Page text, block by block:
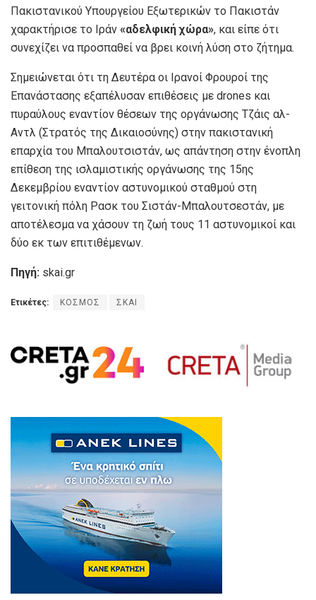
Πακιστανικού Υπουργείου Εξωτερικών το Πακιστάν
χαρακτήρισε το Ιράν «αδελφική χώρα», και είπε ότι
συνεχίζει να προσπαθεί να βρει κοινή λύση στο ζήτημα.
Σημειώνεται ότι τη Δευτέρα οι Ιρανοί Φρουροί της
Επανάστασης εξαπέλυσαν επιθέσεις με drones και
πυραύλους εναντίον θέσεων της οργάνωσης Τζάις αλ-
Αντλ (Στρατός της Δικαιοσύνης) στην πακιστανική
επαρχία του Μπαλουτσιστάν, ως απάντηση στην ένοπλη
επίθεση της ισλαμιστικής οργάνωσης της 15ης
Δεκεμβρίου εναντίον αστυνομικού σταθμού στη
γειτονική πόλη Ρασκ του Σιστάν-Μπαλουτσεστάν, με
αποτέλεσμα να χάσουν τη ζωή τους 11 αστυνομικοί και
δύο εκ των επιτιθέμενων.
Πηγή: skai.gr
Ετικέτες: ΚΟΣΜΟΣ ΣΚΑΙ